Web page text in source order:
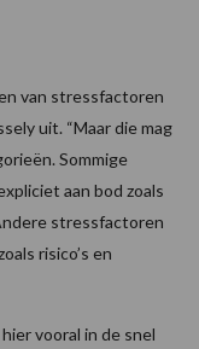
van stressfactoren
uit. “Maar die mag
Sommige
aan bod zoals
stressfactoren
risico’s en
vooral in de snel